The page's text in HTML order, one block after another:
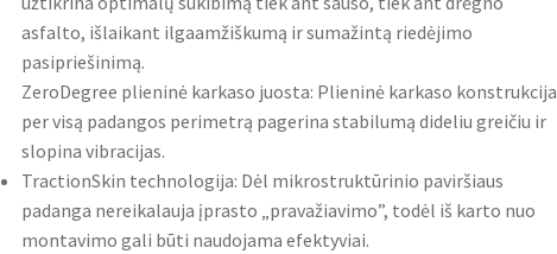
asfalto, išlaikant ilgaamžiškumą ir sumažintą riedėjimo
pasipriešinimą.
ZeroDegree plieninė karkaso juosta: Plieninė karkaso konstrukcija
per visą padangos perimetrą pagerina stabilumą dideliu greičiu ir
slopina vibracijas.
TractionSkin technologija: Dėl mikrostruktūrinio paviršiaus
padanga nereikalauja įprasto „pravažiavimo”, todėl iš karto nuo
montavimo gali būti naudojama efektyviai.